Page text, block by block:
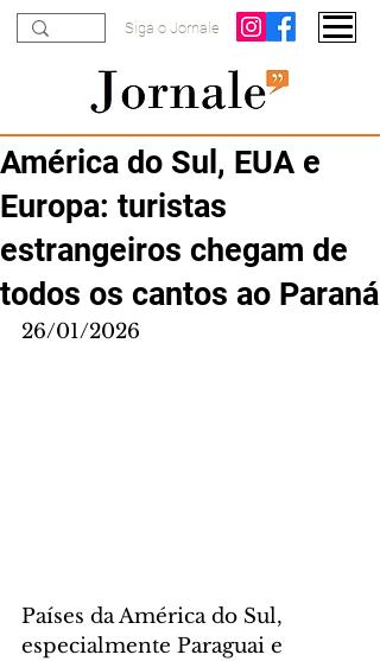
Siga o Jornale
América do Sul, EUA e
Europa: turistas
estrangeiros chegam de
todos os cantos ao Paraná
26/01/2026
Países da América do Sul,
especialmente Paraguai e